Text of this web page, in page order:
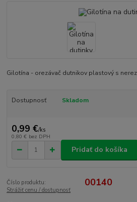
Gilotína - orezávač dutnikov plastový s
Dostupnosť Skladom
0,99 €/ks
0,80 € bez DPH
Pridať do košíka
Číslo produktu: 00140
Strážiť cenu / dostupnosť